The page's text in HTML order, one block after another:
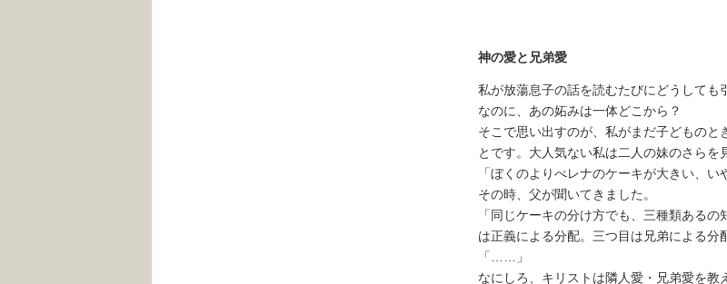
神の愛と兄弟愛
私が放蕩息子の話を読むたびにどうして
なのに、あの妬みは一体どこから？
そこで思い出すのが、私がまだ子どものと
とです。大人気ない私は二人の妹のさらを
「ぼくのよりべレナのケーキが大きい、い
その時、父が聞いてきました。
「同じケーキの分け方でも、三種類ある
は正義による分配。三つ目は兄弟による分
「……」
なにしろ、キリストは隣人愛・兄弟愛を